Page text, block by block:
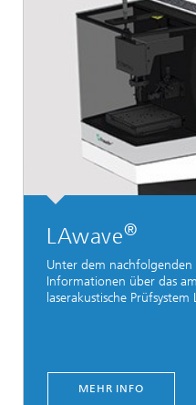
LAwave®
Unter dem
Informationen über das
laserakustische Prüfsystem
MEHR INFO